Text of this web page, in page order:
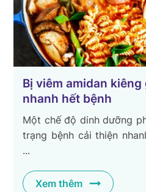
Bị viêm amidan
nhanh hết bệnh
Một chế độ dinh dưỡng
trạng bệnh cải thiện
...
Xem thêm